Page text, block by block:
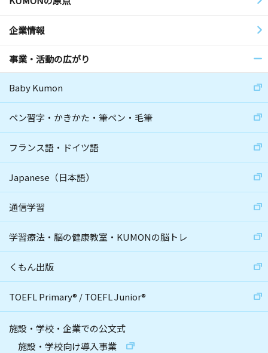
企業情報
事業・活動の広がり
Baby Kumon
ペン習字・かきかた・筆ペン・毛筆
フランス語・ドイツ語
Japanese（日本語）
通信学習
学習療法・脳の健康教室・KUMONの脳トレ
くもん出版
TOEFL Primary® /TOEFL Junior®
施設・学校・企業での公文式
施設・学校向け導入事業